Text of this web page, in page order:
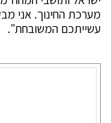
מערכת החינוך. אני
עשייתכם המשובחת".